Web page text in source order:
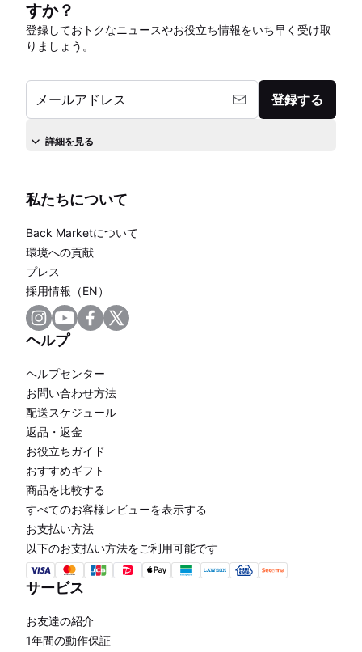
すか？
登録しておトクなニュースやお役立ち情報をいち早く受け取
りましょう。
メールアドレス 登録する
詳細を見る
私たちについて
Back Marketについて
環境への貢献
プレス
採用情報（EN）
ヘルプ
ヘルプセンター
お問い合わせ方法
配送スケジュール
返品・返金
お役立ちガイド
おすすめギフト
商品を比較する
すべてのお客様レビューを表示する
お支払い方法
以下のお支払い方法をご利用可能です
サービス
お友達の紹介
1年間の動作保証